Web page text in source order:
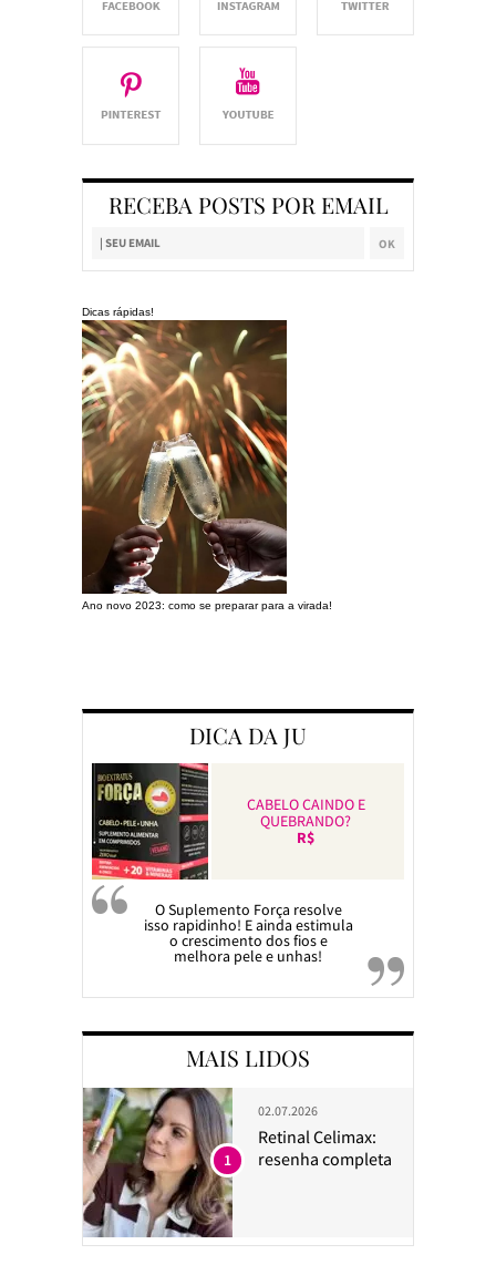
RECEBA POSTS POR EMAIL
Dicas rápidas!
Ano novo 2023: como se preparar para a virada!
DICA DA JU
CABELO CAINDO E
QUEBRANDO?
R$
O Suplemento Força resolve
isso rapidinho! E ainda estimula
o crescimento dos fios e
melhora pele e unhas!
MAIS LIDOS
02.07.2026
Retinal Celimax:
resenha completa
1